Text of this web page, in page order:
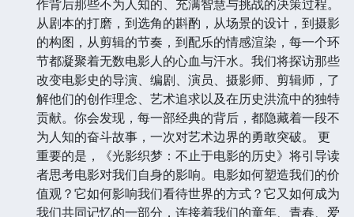
作背后那些不为人知的、充满智慧与挑战的决策过程。
从剧本的打磨，到选角的斟酌，从场景的设计，到摄影
的构图，从剪辑的节奏，到配乐的情感渲染，每一个环
节都凝聚着无数电影人的心血与汗水。我们将探访那些
改变电影史的导演、编剧、演员、摄影师、剪辑师，了
解他们的创作理念、艺术追求以及在历史洪流中的独特
贡献。你会发现，每一部经典的背后，都隐藏着一段不
为人知的奋斗故事，一次对艺术边界的勇敢突破。 更
重要的是，《光影织梦：不止于电影的历史》将引导读
者思考电影对我们自身的影响。电影如何塑造我们的价
值观？它如何影响我们看待世界的方式？它又如何成为
我们共同记忆的一部分，连接着我们的童年、青春、爱